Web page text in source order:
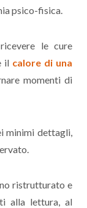
psico-fisica.
le cure
il calore di una
momenti di
minimi dettagli,
ristrutturato e
alla lettura, al